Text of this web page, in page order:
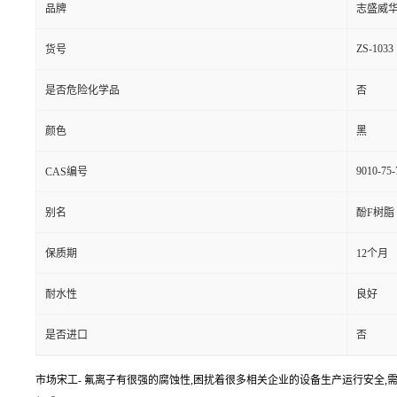
品牌 志盛威
货号 ZS-1033
是否危险化学品 否
颜色 黑
CAS编号 9010-75-
别名 酚F树脂
保质期 12个月
耐水性 良好
是否进口 否
市场宋工- 氟离子有很强的腐蚀性,困扰着很多相关企业的设备生产运行安全,需